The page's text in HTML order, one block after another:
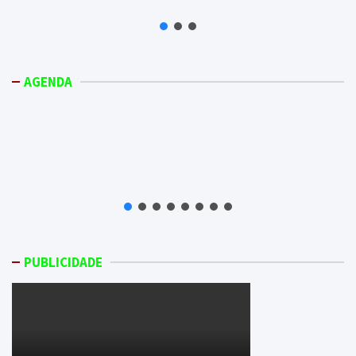
AGENDA
PUBLICIDADE